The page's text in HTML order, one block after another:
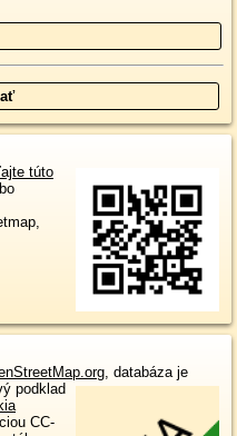
túto
, databáza je
podklad
CC-